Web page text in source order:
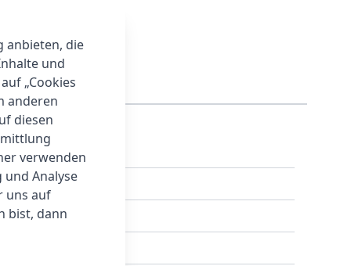
anbieten, die
und
„Cookies
anderen
diesen
verwenden
und Analyse
uns auf
bist, dann